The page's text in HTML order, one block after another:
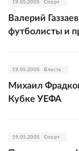
19.05.2005 Спорт
Валерий
футболисты и
19.05.2005 Власть
Михаил
Кубке УЕФА
19.05.2005 Спорт